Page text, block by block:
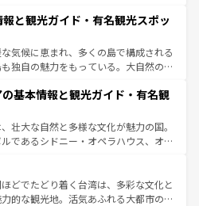
コンテンツ一覧を参照してほしい。
、観光、ショッピング、エンターテイ
刺激的なスポットだ。一方、アメリカ
がり、グランドキャニオンやイエロー
いった絶景が堪能できる。さらに、南
はアメリカの各地域で異なる魅力を楽
様性と豊かな歴史を感じることができ
ードトリップや列車の旅も、アメリカ
だ。 なお、新着のアメリカ
覧 を参照してほしい。
と観光ガイド・有名観光スポッ
気候に恵まれ、多くの島で構成される
独自の魅力をもっている。大自然の神
。また、定番の観光地といえばオアフ
を求めるならマウイ島やカウアイ島が
ドグリーンに輝く海をはじめ、豊かな
ている。「アロハスピリット」と呼ば
カルフードやハワイアンミュージッ
ンスなど、すべてがハワイの魅力を彩
びに新しい発見と感動が待っているハ
基本情報と観光ガイド・有名観
壮大な自然と多様な文化が魅力の国。
であるシドニー・オペラハウス、オー
央部にそびえるウルル（エアーズロッ
美しい原生林やケアンズの熱帯雨林な
さん。また、カフェやワイン、オージ
どでたどり着く台湾は、多彩な文化と
的な観光地。活気あふれる大都市の台